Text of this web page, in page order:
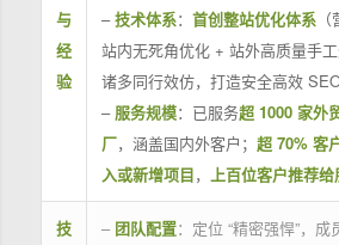
与
经
验
–技术体系： 首创整站优化体系（
站内无死角优化 + 站外高质量手
诸多同行效仿，打造安全高效 SEO
– 服务规模：已服务超 1000 家外
厂，涵盖国内外客户； 超 70% 客
入或新增项目， 上百位客户推荐给
技
– 团队配置：定位 “精密强悍”，